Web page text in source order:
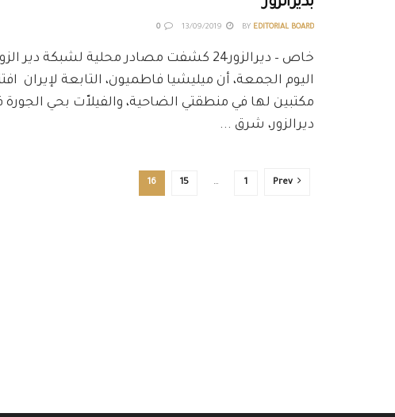
BY EDITORIAL BOARD
0
اليوم الجمعة، أن ميليشيا فاطميون، التابعة لإيران
مكتبين لها في منطقتي الضاحية، والفيلاّت بحي الجورة
ديرالزور، شرق ...
Prev
1
…
15
16